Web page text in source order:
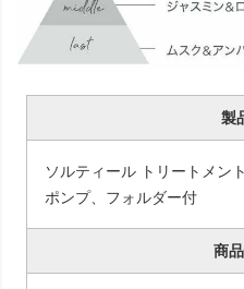
製
ソルティール トリートメン
ポンプ、フォルダー付
商